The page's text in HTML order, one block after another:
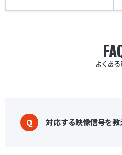
よくあ
Q 対応する映像信号を教